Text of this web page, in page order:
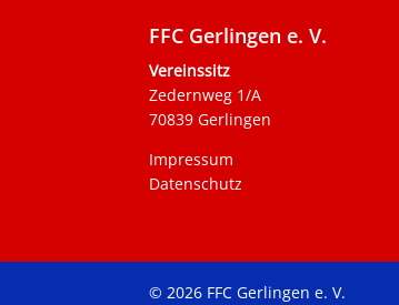
FFC Gerlingen e. V.
Vereinssitz
Zedernweg 1/A
70839 Gerlingen
Impressum
Datenschutz
© 2026 FFC Gerlingen e. V.